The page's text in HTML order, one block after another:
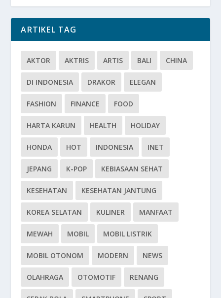
ARTIKEL TAG
AKTOR AKTRIS ARTIS BALI CHINA
DI INDONESIA DRAKOR ELEGAN
FASHION FINANCE FOOD
HARTA KARUN HEALTH HOLIDAY
HONDA HOT INDONESIA INET
JEPANG K-POP KEBIASAAN SEHAT
KESEHATAN KESEHATAN JANTUNG
KOREA SELATAN KULINER MANFAAT
MEWAH MOBIL MOBIL LISTRIK
MOBIL OTONOM MODERN NEWS
OLAHRAGA OTOMOTIF RENANG